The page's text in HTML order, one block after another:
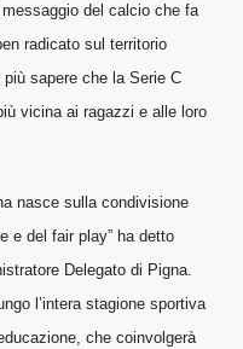
del calcio che fa
radicato sul territorio
sapere che la Serie C
vicina ai ragazzi e alle loro
nasce sulla condivisione
e del fair play” ha detto
Delegato di Pigna.
l’intera stagione sportiva
che coinvolgerà